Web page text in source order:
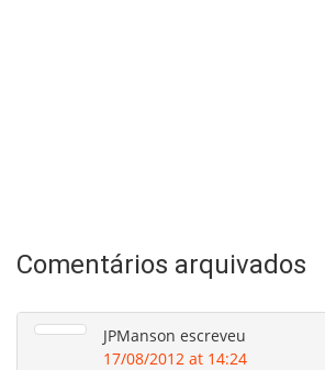
Comentários arquivados
JPManson escreveu
17/08/2012 at 14:24